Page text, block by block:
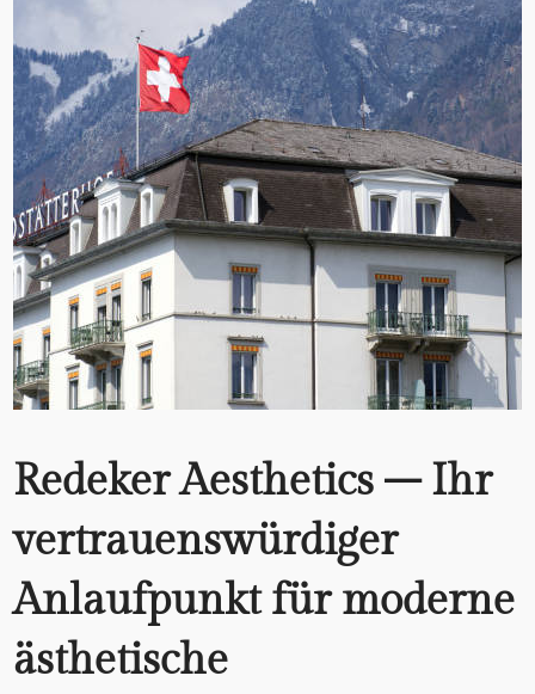
Redeker Aesthetics – Ihr
vertrauenswürdiger
Anlaufpunkt für moderne
ästhetische